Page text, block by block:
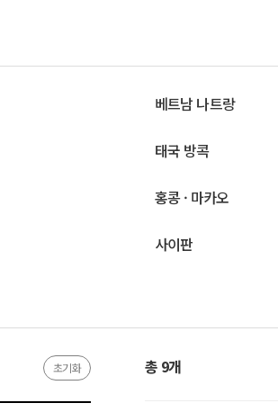
베트남 나트랑
태국 방콕
홍콩 · 마카오
사이판
초기화 총 9개